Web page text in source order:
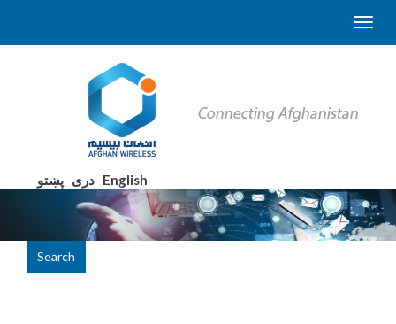
English دری پښتو
Search